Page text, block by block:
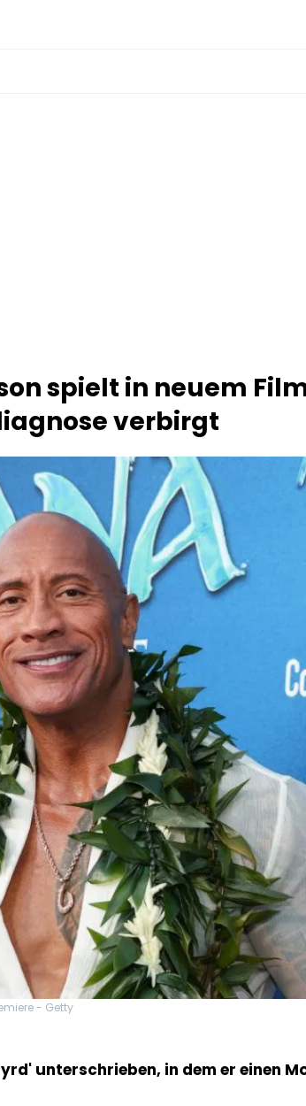
spielt in neuem
verbirgt
- Getty
unterschrieben, in dem er einen